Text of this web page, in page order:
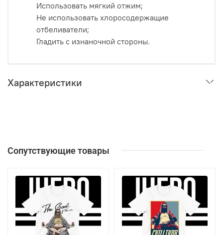
Использовать мягкий отжим;
Не использовать хлоросодержащие
отбеливатели;
Гладить с изнаночной стороны.
Характеристики
Сопутствующие товары